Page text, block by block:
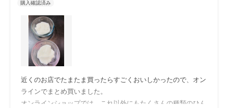
近くのお店でたまたま買ったらすごくおいしかったので、オン
ラインでまとめ買いました。
オンラインショップでは、これ以外にもたくさんの種類のひん